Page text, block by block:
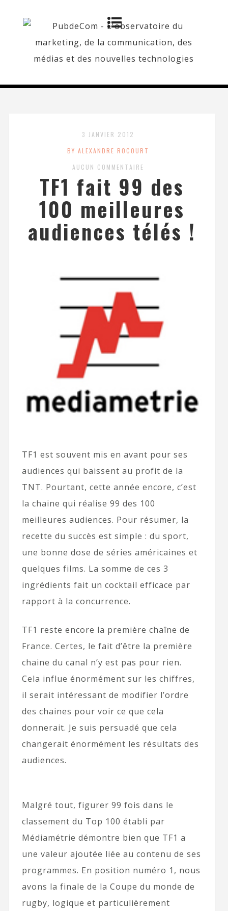
3 JANVIER 2012
BY ALEXANDRE ROCOURT
AUCUN COMMENTAIRE
TF1 fait 99 des
100 meilleures
audiences télés !
TF1 est souvent mis en avant pour ses
audiences qui baissent au profit de la
TNT. Pourtant, cette année encore, c’est
la chaine qui réalise 99 des 100
meilleures audiences. Pour résumer, la
recette du succès est simple : du sport,
une bonne dose de séries américaines et
quelques films. La somme de ces 3
ingrédients fait un cocktail efficace par
rapport à la concurrence.
TF1 reste encore la première chaîne de
France. Certes, le fait d’être la première
chaine du canal n’y est pas pour rien.
Cela influe énormément sur les chiffres,
il serait intéressant de modifier l’ordre
des chaines pour voir ce que cela
donnerait. Je suis persuadé que cela
changerait énormément les résultats des
audiences.
Malgré tout, figurer 99 fois dans le
classement du Top 100 établi par
Médiamétrie démontre bien que TF1 a
une valeur ajoutée liée au contenu de ses
programmes. En position numéro 1, nous
avons la finale de la Coupe du monde de
rugby, logique et particulièrement